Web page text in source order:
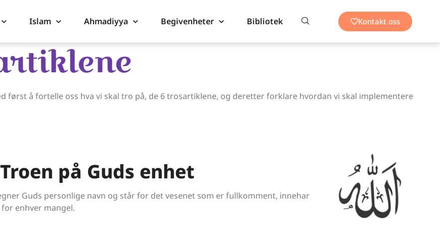
Islam Ahmadiyya Begivenheter Bibliotek Kontakt oss
først å fortelle oss hva vi skal tro på, de 6 trosartiklene, og deretter forklare hvordan vi skal implementere
Troen på Guds enhet
Guds personlige navn og står for det vesenet som er fullkomment, innehar
enhver mangel.